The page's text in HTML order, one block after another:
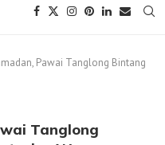
Pawai Tanglong Bintang
Tanglong